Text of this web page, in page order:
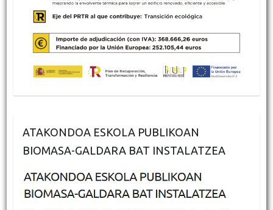
ATAKONDOA ESKOLA PUBLIKOAN
BIOMASA-GALDARA BAT INSTALATZEA